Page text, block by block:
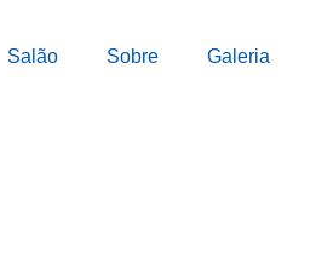
Salão Sobre Galeria